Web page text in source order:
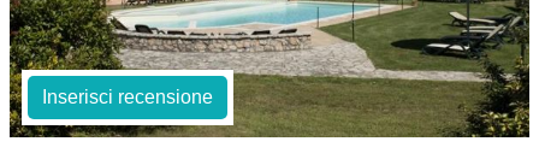
Inserisci recensione